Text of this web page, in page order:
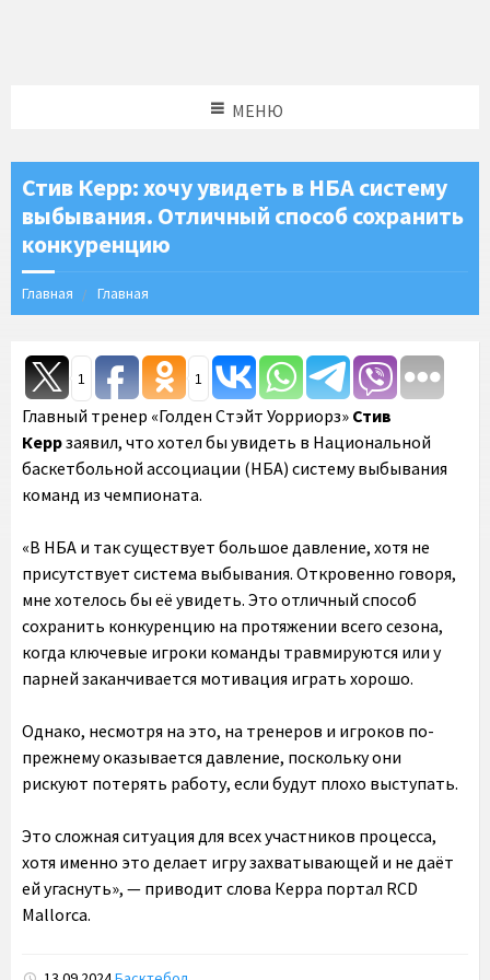
МЕНЮ
Стив Керр: хочу увидеть в НБА систему
выбывания. Отличный способ сохранить
конкуренцию
Главная Главная
1 1
Главный тренер «Голден Стэйт Уорриорз» Стив
Керрзаявил, что хотел бы увидеть в Национальной
баскетбольной ассоциации (НБА) систему выбывания
команд из чемпионата.
«В НБА и так существует большое давление, хотя не
присутствует система выбывания. Откровенно говоря,
мне хотелось бы её увидеть. Это отличный способ
сохранить конкуренцию на протяжении всего сезона,
когда ключевые игроки команды травмируются или у
парней заканчивается мотивация играть хорошо.
Однако, несмотря на это, на тренеров и игроков по-
прежнему оказывается давление, поскольку они
рискуют потерять работу, если будут плохо выступать.
Это сложная ситуация для всех участников процесса,
хотя именно это делает игру захватывающей и не даёт
ей угаснуть», — приводит слова Керра портал RCD
Mallorca.